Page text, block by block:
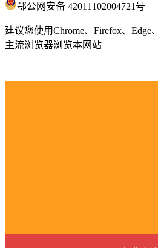
鄂公网安备 42011102004721号
建议您使用Chrome、Firefox、Edge
主流浏览器浏览本网站